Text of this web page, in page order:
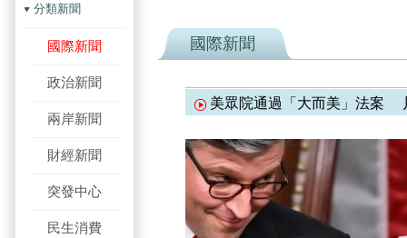
分類新聞
國際新聞
政治新聞
兩岸新聞
財經新聞
突發中心
民生消費
國際新聞
美眾院通過「大而美」法案